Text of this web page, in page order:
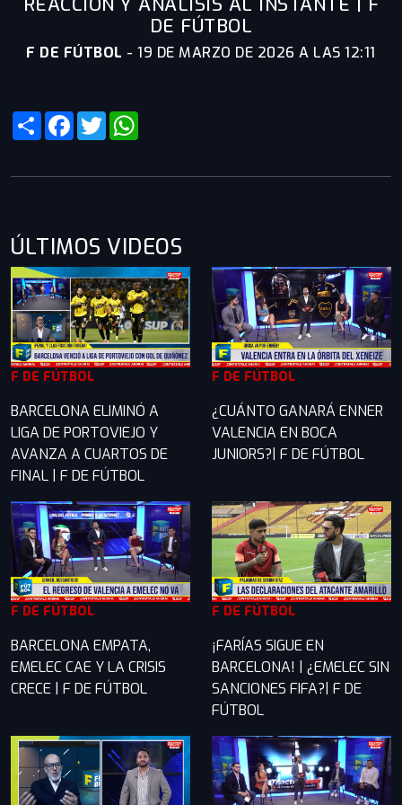
DE FÚTBOL
F DE FÚTBOL -19 DE MARZO DE 2026 A LAS 12:11
ShareFacebook
Twitter
ÚLTIMOS VIDEOS
F DE FÚTBOL
BARCELONA ELIMINÓ A
LIGA DE PORTOVIEJO Y
AVANZA A CUARTOS DE
FINAL | F DE FÚTBOL
F DE FÚTBOL
¿CUÁNTO GANARÁ ENNER
VALENCIA EN BOCA
JUNIORS?| F DE FÚTBOL
F DE FÚTBOL
BARCELONA EMPATA,
EMELEC CAE Y LA CRISIS
CRECE | F DE FÚTBOL
F DE FÚTBOL
¡FARÍAS SIGUE EN
BARCELONA! | ¿EMELEC SIN
SANCIONES FIFA?| F DE
FÚTBOL